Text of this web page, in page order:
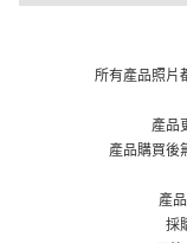
所有產品照片
產品
產品購買後
產
採